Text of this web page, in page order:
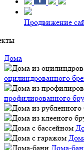
Продвижение
Дома
оцилиндрованного
профилированного
Дома-